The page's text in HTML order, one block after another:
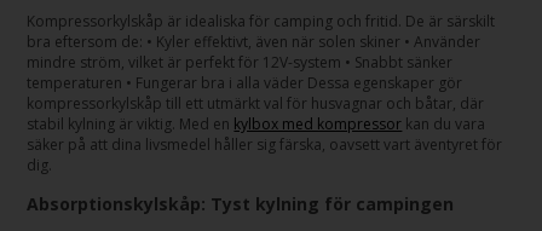
Kompressorkylskåp är idealiska för camping och fritid. De är särskilt
bra eftersom de: • Kyler effektivt, även när solen skiner • Använder
mindre ström, vilket är perfekt för 12V-system • Snabbt sänker
temperaturen • Fungerar bra i alla väder Dessa egenskaper gör
kompressorkylskåp till ett utmärkt val för husvagnar och båtar, där
stabil kylning är viktig. Med en kylbox med kompressor kan du vara
säker på att dina livsmedel håller sig färska, oavsett vart äventyret för
dig.
Absorptionskylskåp: Tyst kylning för campingen